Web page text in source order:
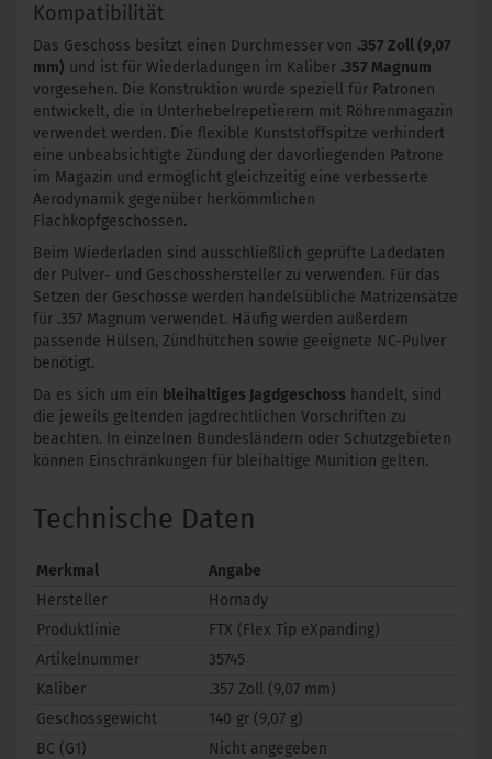
Kompatibilität
Das Geschoss besitzt einen Durchmesser von .357 Zoll (9,07
mm) und ist für Wiederladungen im Kaliber .357 Magnum
vorgesehen. Die Konstruktion wurde speziell für Patronen
entwickelt, die in Unterhebelrepetierern mit Röhrenmagazin
verwendet werden. Die flexible Kunststoffspitze verhindert
eine unbeabsichtigte Zündung der davorliegenden Patrone
im Magazin und ermöglicht gleichzeitig eine verbesserte
Aerodynamik gegenüber herkömmlichen
Flachkopfgeschossen.
Beim Wiederladen sind ausschließlich geprüfte Ladedaten
der Pulver- und Geschosshersteller zu verwenden. Für das
Setzen der Geschosse werden handelsübliche Matrizensätze
für .357 Magnum verwendet. Häufig werden außerdem
passende Hülsen, Zündhütchen sowie geeignete NC-Pulver
benötigt.
Da es sich um ein bleihaltiges Jagdgeschoss handelt, sind
die jeweils geltenden jagdrechtlichen Vorschriften zu
beachten. In einzelnen Bundesländern oder Schutzgebieten
können Einschränkungen für bleihaltige Munition gelten.
Technische Daten
Merkmal
Angabe
Hersteller
Hornady
Produktlinie
FTX (Flex Tip eXpanding)
Artikelnummer
35745
Kaliber
.357 Zoll (9,07 mm)
Geschossgewicht
140 gr (9,07 g)
BC (G1)
Nicht angegeben